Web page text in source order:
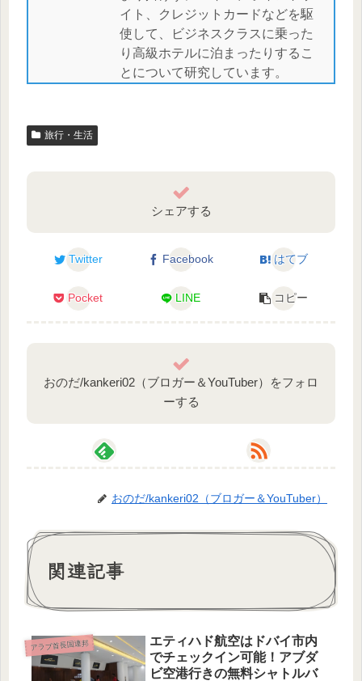
イト、クレジットカードなどを駆
使して、ビジネスクラスに乗った
り高級ホテルに泊まったりするこ
とについて研究しています。
旅行・生活
シェアする
Twitter Facebook はてブ
Pocket LINE コピー
おのだ/kankeri02（ブロガー＆YouTuber）をフォロ
ーする
おのだ/kankeri02（ブロガー＆YouTuber）
関連記事
アラブ首長国連邦
エティハド航空はドバイ市内
でチェックイン可能！アブダ
ビ空港行きの無料シャトルバ